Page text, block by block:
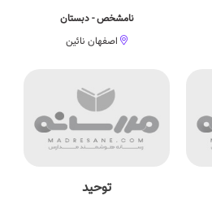
نامشخص - دبستان
اصفهان نائین
توحید